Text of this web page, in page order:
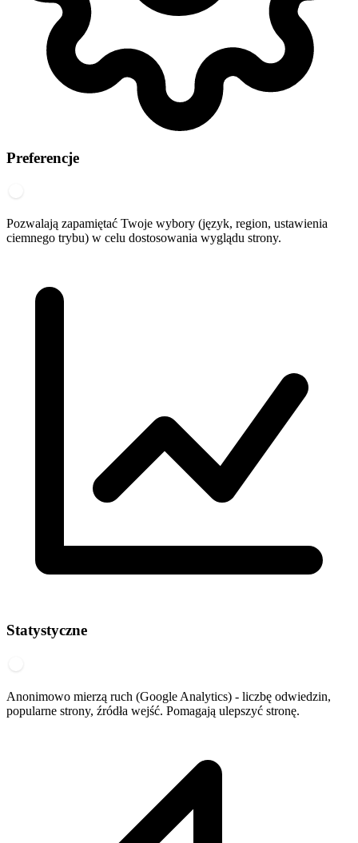
Preferencje
Pozwalają zapamiętać Twoje wybory (język, region, ustawienia
ciemnego trybu) w celu dostosowania wyglądu strony.
Statystyczne
Anonimowo mierzą ruch (Google Analytics) - liczbę odwiedzin,
popularne strony, źródła wejść. Pomagają ulepszyć stronę.